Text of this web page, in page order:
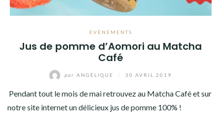
EVÈNEMENTS
Jus de pomme d’Aomori au Matcha
Café
par ANGÉLIQUE 30 AVRIL 2019
Pendant tout le mois de mai retrouvez au Matcha Café et sur
notre site internet un délicieux jus de pomme 100% !